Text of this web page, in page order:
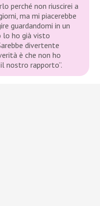
perché non riuscirei a
ma mi piacerebbe
guardandomi in un
ho già visto
divertente
è che non ho
nostro rapporto”.